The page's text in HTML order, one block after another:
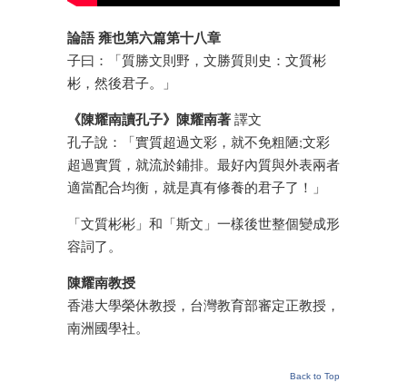
論語 雍也第六篇第十八章
子曰：「質勝文則野，文勝質則史：文質彬
彬，然後君子。」
《陳耀南讀孔子》陳耀南著 譯文
孔子說：「實質超過文彩，就不免粗陋;文彩
超過實質，就流於鋪排。最好內質與外表兩者
適當配合均衡，就是真有修養的君子了！」
「文質彬彬」和「斯文」一樣後世整個變成形
容詞了。
陳耀南教授
香港大學榮休教授，台灣教育部審定正教授，
南洲國學社。
Back to Top